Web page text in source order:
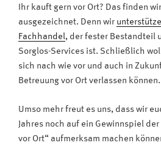
Ihr kauft gern vor Ort? Das finden
ausgezeichnet. Denn wir
Fachhandel, der fester Bestandteil
Sorglos-Services ist. Schließlich
sich nach wie vor und auch in
Betreuung vor Ort verlassen können.
Umso mehr freut es uns, dass wir
Jahres noch auf ein Gewinnspiel
vor Ort“ aufmerksam machen